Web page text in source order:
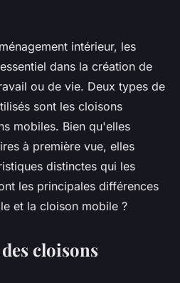
différences
amovible et la
?
de lecture
intérieur, les
dans la création de
ou de vie. Deux types de
sont les cloisons
mobiles. Bien qu'elles
à première vue, elles
distinctes qui les
les principales différences
et la cloison mobile ?
cloisons